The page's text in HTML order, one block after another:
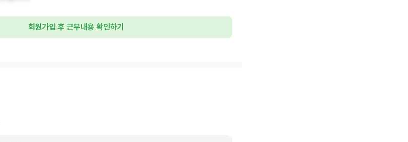
회원가입 후 근무내용 확인하기